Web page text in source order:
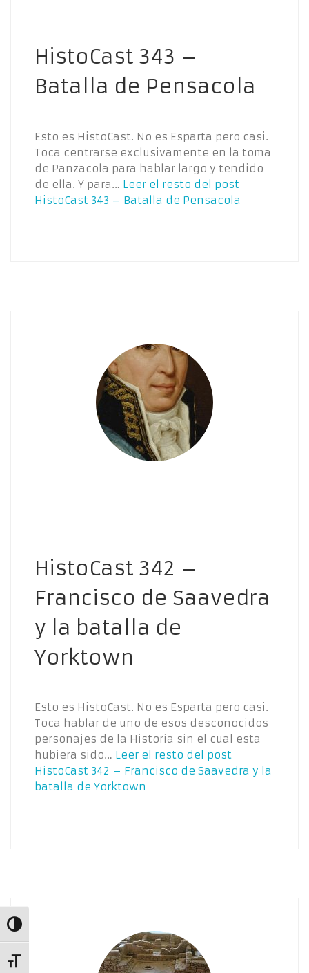
Alternar alto contraste
Alternar tamaño de letra
HistoCast 343 –
Batalla de Pensacola
Esto es HistoCast. No es Esparta pero casi.
Toca centrarse exclusivamente en la toma
de Panzacola para hablar largo y tendido
de ella. Y para… Leer el resto del post
HistoCast 343 – Batalla de Pensacola
HistoCast 342 –
Francisco de Saavedra
y la batalla de
Yorktown
Esto es HistoCast. No es Esparta pero casi.
Toca hablar de uno de esos desconocidos
personajes de la Historia sin el cual esta
hubiera sido… Leer el resto del post
HistoCast 342 – Francisco de Saavedra y la
batalla de Yorktown